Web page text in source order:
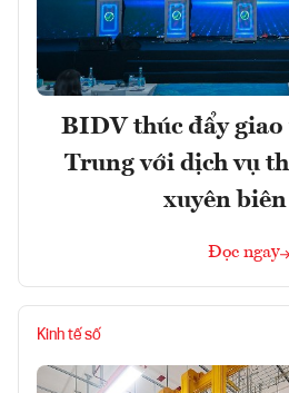
BIDV thúc đẩy
Trung với dịch vụ
xuyên
Đọc ngay
Kinh tế số